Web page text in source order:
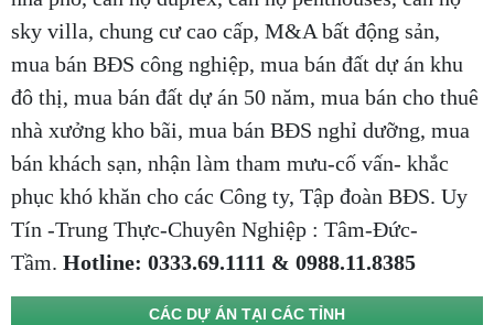
sky villa, chung cư cao cấp, M&A bất động sản,
mua bán BĐS công nghiệp, mua bán đất dự án khu
đô thị, mua bán đất dự án 50 năm, mua bán cho thuê
nhà xưởng kho bãi, mua bán BĐS nghỉ dưỡng, mua
bán khách sạn, nhận làm tham mưu-cố vấn- khắc
phục khó khăn cho các Công ty, Tập đoàn BĐS. Uy
Tín -Trung Thực-Chuyên Nghiệp : Tâm-Đức-
Tầm. Hotline: 0333.69.1111 & 0988.11.8385
CÁC DỰ ÁN TẠI CÁC TỈNH